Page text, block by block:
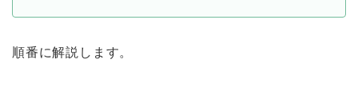
順番に解説します。